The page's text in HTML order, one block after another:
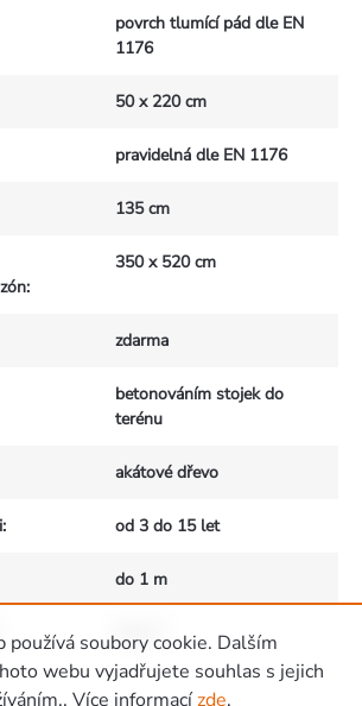
používá soubory cookie. Dalším
webu vyjadřujete souhlas s jejich
Více informacízde.
povrch tlumící pád dle EN
1176
50 x 220 cm
pravidelná dle EN 1176
135 cm
:
350 x 520 cm
zdarma
betonováním stojek do
terénu
akátové dřevo
: od 3 do 15 let
do 1 m